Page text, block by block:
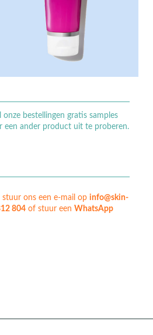
bestellingen gratis samples
een ander product uit te proberen.
ons een e-mail op info@skin-
804of stuur een WhatsApp